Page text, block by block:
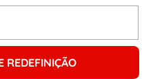
REDEFINIÇÃO